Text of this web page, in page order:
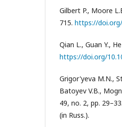
Gilbert P., Moore
715. https://
Qian L., Guan Y.,
https://doi.org/
Grigor'yeva M.N.,
Batoyev V.B.,
49, no. 2, pp. 29–33.
(in Russ.).